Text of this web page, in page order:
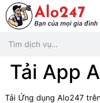
Tải App
Tải Ứng dụng Alo247